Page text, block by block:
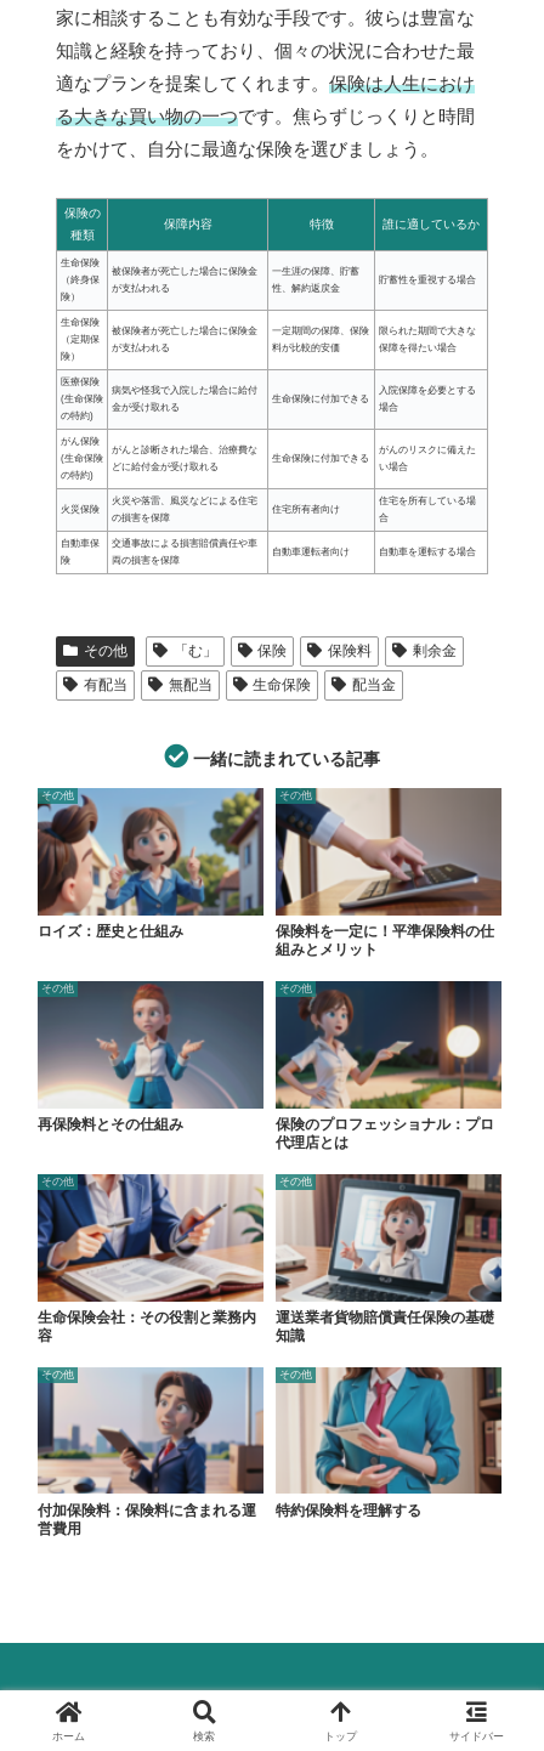
家に相談することも有効な手段です。彼らは豊富な
知識と経験を持っており、個々の状況に合わせた最
適なプランを提案してくれます。 保険は人生におけ
る大きな買い物の一つです。焦らずじっくりと時間
をかけて、自分に最適な保険を選びましょう。
保険の
種類
保障内容 特徴 誰に適しているか
生命保険
（終身保
険）
被保険者が死亡した場合に保険金
が支払われる
一生涯の保障、貯蓄
性、解約返戻金
貯蓄性を重視する場合
生命保険
（定期保
険）
被保険者が死亡した場合に保険金
が支払われる
一定期間の保障、保険
料が比較的安価
限られた期間で大きな
保障を得たい場合
医療保険
(生命保険
の特約)
病気や怪我で入院した場合に給付
金が受け取れる
生命保険に付加できる
入院保障を必要とする
場合
がん保険
(生命保険
の特約)
がんと診断された場合、治療費な
どに給付金が受け取れる
生命保険に付加できる
がんのリスクに備えた
い場合
火災保険
火災や落雷、風災などによる住宅
の損害を保障
住宅所有者向け
住宅を所有している場
合
自動車保
険
交通事故による損害賠償責任や車
両の損害を保障
自動車運転者向け 自動車を運転する場合
その他 「む」 保険 保険料
剰余金
有配当
無配当 生命保険 配当金
一緒に読まれている記事
その他
ロイズ：歴史と仕組み
その他
保険料を一定に！平準保険料の仕
組みとメリット
その他
再保険料とその仕組み
その他
保険のプロフェッショナル：プロ
代理店とは
その他
生命保険会社：その役割と業務内
容
その他
運送業者貨物賠償責任保険の基礎
知識
その他
付加保険料：保険料に含まれる運
営費用
その他
特約保険料を理解する
© 2024 保険ラボ.
ホーム 検索 トップ サイドバー